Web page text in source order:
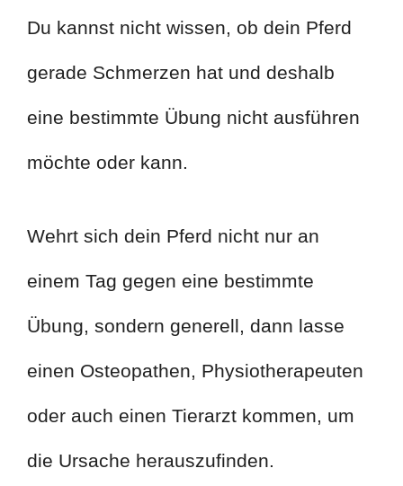
Du kannst nicht wissen, ob dein Pferd
gerade Schmerzen hat und deshalb
eine bestimmte Übung nicht ausführen
möchte oder kann.
Wehrt sich dein Pferd nicht nur an
einem Tag gegen eine bestimmte
Übung, sondern generell, dann lasse
einen Osteopathen, Physiotherapeuten
oder auch einen Tierarzt kommen, um
die Ursache herauszufinden.